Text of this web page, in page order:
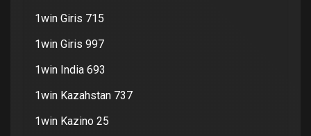
1win Giris 715
1win Giris 997
1win India 693
1win Kazahstan 737
1win Kazino 25